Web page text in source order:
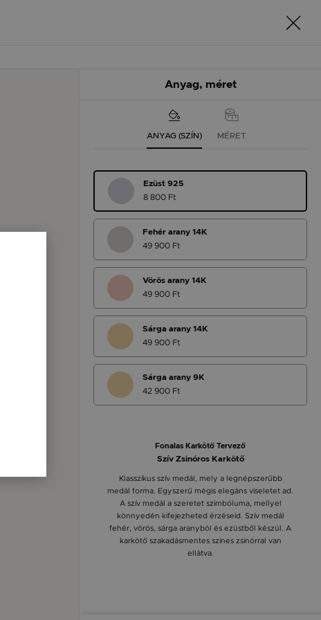
Anyag, méret
ANYAG (SZÍN) MÉRET
Ezüst 925
8 800 Ft
Fehér arany 14K
49 900 Ft
Vörös arany 14K
49 900 Ft
Sárga arany 14K
49 900 Ft
Sárga arany 9K
42 900 Ft
Fonalas Karkötő Tervező
Szív Zsinóros Karkötő
Klasszikus szív medál, mely a legnépszerűbb
medál forma. Egyszerű mégis elegáns viseletet ad.
A szív medál a szeretet szimbóluma, mellyel
könnyedén kifejezheted érzéseid. Szív medál
fehér, vörös, sárga aranyból és ezüstből készül. A
karkötő szakadásmentes színes zsinórral van
ellátva.